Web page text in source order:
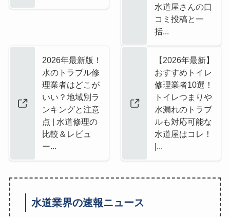
水道屋さんの口
コミ投稿と一
括...
2026年最新版！
水のトラブル修
理業者はどこが
いい？地域別ラ
ンキングと注意
点 | 水道修理の
比較＆レビュ
ー...
【2026年最新】
おすすめトイレ
修理業者10選！
トイレつまりや
水漏れのトラブ
ルも対応可能な
水道屋はコレ！
|...
水道業界の速報ニュース